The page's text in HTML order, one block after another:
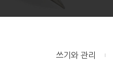
쓰기와 관리